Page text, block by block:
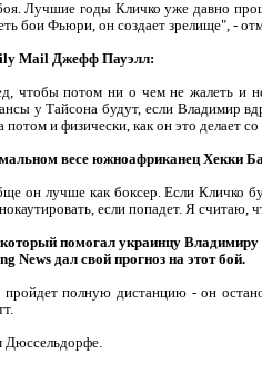
Лучшие годы Кличко уже давно
бои Фьюри, он создает зрелище", -
Mail Джефф Пауэлл:
чтобы потом ни о чем не жалеть и
у Тайсона будут, если Владимир
и физически, как он это делает
весе южноафриканец Хекки
он лучше как боксер. Если Кличко
если попадет. Я
помогал украинцу
News дал свой прогноз на этот бой.
полную дистанцию - он
Дюссельдорфе.